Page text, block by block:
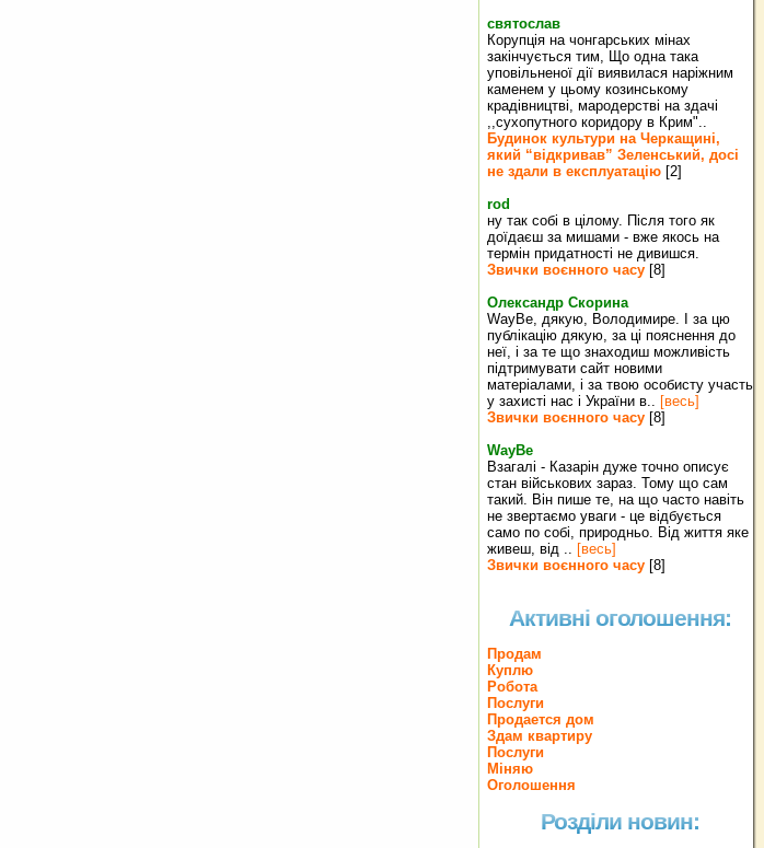
святослав
Корупція на чонгарських мінах
закінчується тим, Що одна така
уповільненої дії виявилася наріжним
каменем у цьому козинському
крадівництві, мародерстві на здачі
,,сухопутного коридору в Крим"..
Будинок культури на Черкащині,
який “відкривав” Зеленський, досі
не здали в експлуатацію [2]
rod
ну так собі в цілому. Після того як
доїдаєш за мишами - вже якось на
термін придатності не дивишся.
Звички воєнного часу [8]
Олександр Скорина
WayBe, дякую, Володимире. І за цю
публікацію дякую, за ці пояснення до
неї, і за те що знаходиш можливість
підтримувати сайт новими
матеріалами, і за твою особисту участь
у захисті нас і України в.. [весь]
Звички воєнного часу [8]
WayBe
Взагалі - Казарін дуже точно описує
стан військових зараз. Тому що сам
такий. Він пише те, на що часто навіть
не звертаємо уваги - це відбується
само по собі, природньо. Від життя яке
живеш, від .. [весь]
Звички воєнного часу [8]
Активні оголошення:
Продам
Куплю
Робота
Послуги
Продается дом
Здам квартиру
Послуги
Міняю
Оголошення
Розділи новин: